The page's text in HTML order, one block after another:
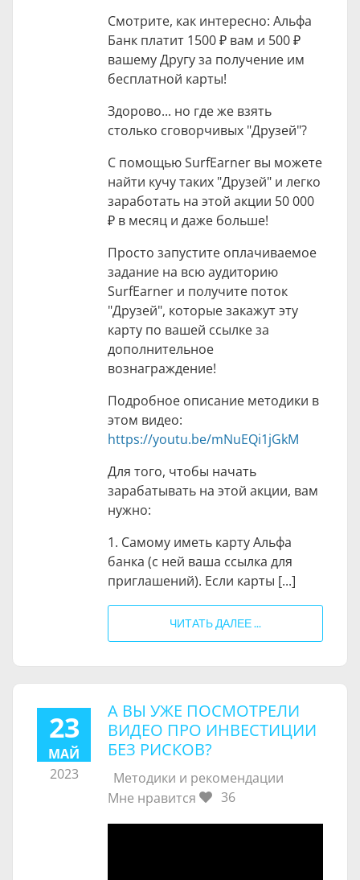
Смотрите, как интересно: Альфа
Банк платит 1500 ₽ вам и 500 ₽
вашему Другу за получение им
бесплатной карты!
Здорово... но где же взять
столько сговорчивых "Друзей"?
С помощью SurfEarner вы можете
найти кучу таких "Друзей" и легко
заработать на этой акции 50 000
₽ в месяц и даже больше!
Просто запустите оплачиваемое
задание на всю аудиторию
SurfEarner и получите поток
"Друзей", которые закажут эту
карту по вашей ссылке за
дополнительное
вознаграждение!
Подробное описание методики в
этом видео:
https://youtu.be/mNuEQi1jGkM
Для того, чтобы начать
зарабатывать на этой акции, вам
нужно:
1. Самому иметь карту Альфа
банка (с ней ваша ссылка для
приглашений). Если карты [...]
ЧИТАТЬ ДАЛЕЕ ...
23
МАЙ
2023
А ВЫ УЖЕ ПОСМОТРЕЛИ
ВИДЕО ПРО ИНВЕСТИЦИИ
БЕЗ РИСКОВ?
Методики и рекомендации
Мне нравится
36